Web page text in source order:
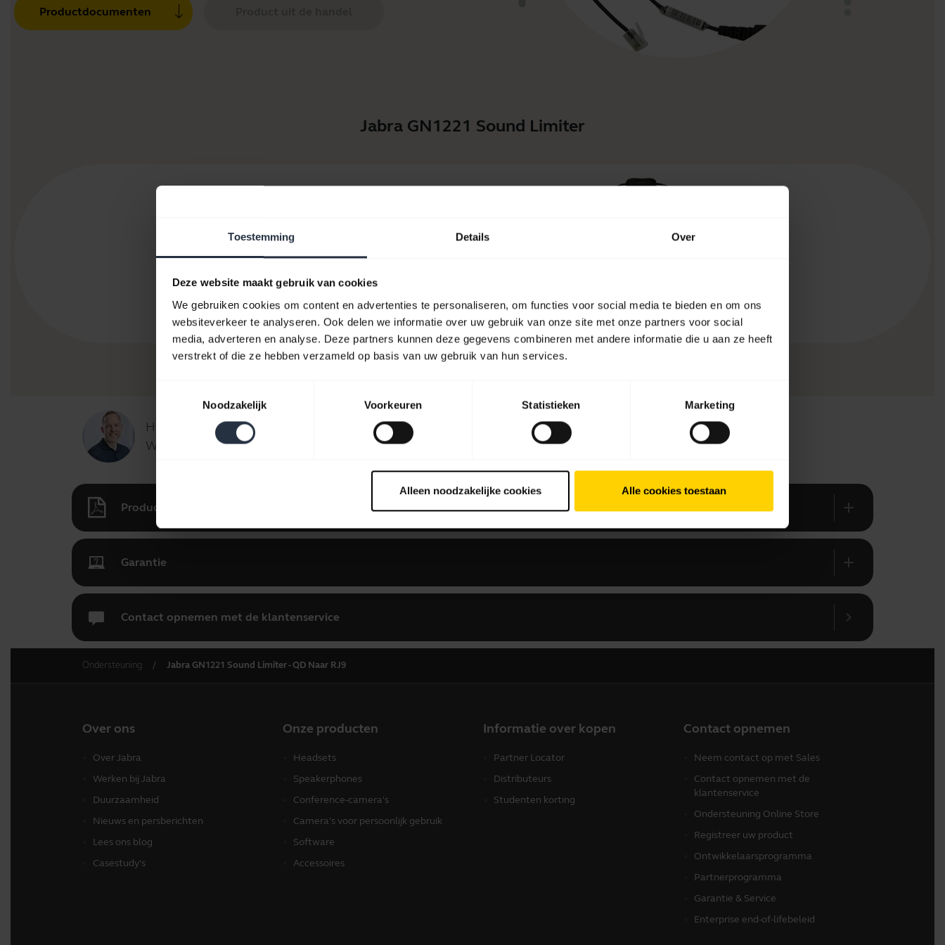
Toestemming Details Over
Deze website maakt gebruik van cookies
We gebruiken cookies om content en advertenties te personaliseren, om functies voor social media te bieden en om ons
websiteverkeer te analyseren. Ook delen we informatie over uw gebruik van onze site met onze partners voor social
media, adverteren en analyse. Deze partners kunnen deze gegevens combineren met andere informatie die u aan ze heeft
verstrekt of die ze hebben verzameld op basis van uw gebruik van hun services.
Noodzakelijk
Voorkeuren Statistieken Marketing
Alleen noodzakelijke cookies Alle cookies toestaan
Productdocumenten
Jabra GN1221 Sound Limiter
Jabra GN1221 Sound
Limiter - QD Naar QD
Limiter - QD Naar RJ9
Hallo,
Waarmee kan ik u vandaag van dienst zijn?
Productdocumenten add
Garantie add
Contact opnemen met de klantenservice chevron_right
Ondersteuning Jabra GN1221 Sound Limiter - QD Naar RJ9
Over ons
Over Jabra
Werken bij Jabra
Duurzaamheid
Nieuws en persberichten
Lees ons blog
Casestudy's
Onze producten
Headsets
Speakerphones
Conference-camera's
Camera's voor persoonlijk gebruik
Software
Accessoires
Informatie over kopen
Partner Locator
Distributeurs
Studenten korting
Contact opnemen
Neem contact op met Sales
Contact opnemen met de
klantenservice
Ondersteuning Online Store
Registreer uw product
Ontwikkelaarsprogramma
Partnerprogramma
Garantie & Service
Enterprise end-of-lifebeleid